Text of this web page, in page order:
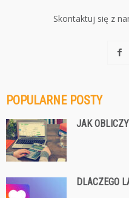
Skontaktuj się z
POPULARNE POSTY
JAK
DLACZEGO